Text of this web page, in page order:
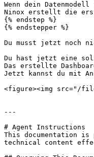
Wenn dein
Ninox erstellt die
{% endstep %}
{% endstepper %}
Du musst jetzt noch
Du hast jetzt eine
Das erstellte
Jetzt kannst du mit
<figure><img src="/
---
# Agent Instructions
This documentation is
technical content